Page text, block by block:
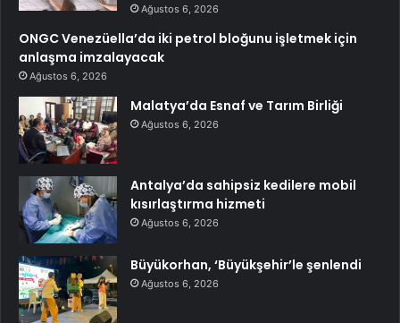
Ağustos 6, 2026
ONGC Venezüella’da iki petrol bloğunu işletmek için
anlaşma imzalayacak
Ağustos 6, 2026
Malatya’da Esnaf ve Tarım Birliği
Ağustos 6, 2026
Antalya’da sahipsiz kedilere mobil
kısırlaştırma hizmeti
Ağustos 6, 2026
Büyükorhan, ‘Büyükşehir’le şenlendi
Ağustos 6, 2026